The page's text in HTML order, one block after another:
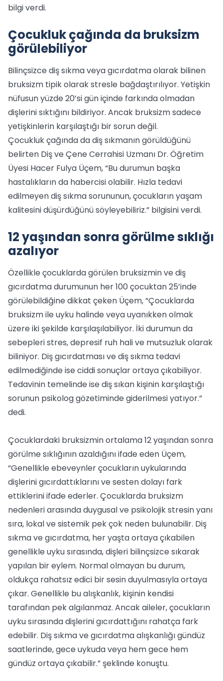
bilgi verdi.
Çocukluk çağında da bruksizm
görülebiliyor
Bilinçsizce diş sıkma veya gıcırdatma olarak bilinen
bruksizm tipik olarak stresle bağdaştırılıyor. Yetişkin
nüfusun yüzde 20’si gün içinde farkında olmadan
dişlerini sıktığını bildiriyor. Ancak bruksizm sadece
yetişkinlerin karşılaştığı bir sorun değil.
Çocukluk çağında da diş sıkmanın görüldüğünü
belirten Diş ve Çene Cerrahisi Uzmanı Dr. Öğretim
Üyesi Hacer Fulya Üçem, “Bu durumun başka
hastalıkların da habercisi olabilir. Hızla tedavi
edilmeyen diş sıkma sorununun, çocukların yaşam
kalitesini düşürdüğünü söyleyebiliriz.” bilgisini verdi.
12 yaşından sonra görülme sıklığı
azalıyor
Özellikle çocuklarda görülen bruksizmin ve diş
gıcırdatma durumunun her 100 çocuktan 25’inde
görülebildiğine dikkat çeken Üçem, “Çocuklarda
bruksizm ile uyku halinde veya uyanıkken olmak
üzere iki şekilde karşılaşılabiliyor. İki durumun da
sebepleri stres, depresif ruh hali ve mutsuzluk olarak
biliniyor. Diş gıcırdatması ve diş sıkma tedavi
edilmediğinde ise ciddi sonuçlar ortaya çıkabiliyor.
Tedavinin temelinde ise diş sıkan kişinin karşılaştığı
sorunun psikolog gözetiminde giderilmesi yatıyor.”
dedi.
Çocuklardaki bruksizmin ortalama 12 yaşından sonra
görülme sıklığının azaldığını ifade eden Üçem,
“Genellikle ebeveynler çocukların uykularında
dişlerini gıcırdattıklarını ve sesten dolayı fark
ettiklerini ifade ederler. Çocuklarda bruksizm
nedenleri arasında duygusal ve psikolojik stresin yanı
sıra, lokal ve sistemik pek çok neden bulunabilir. Diş
sıkma ve gıcırdatma, her yaşta ortaya çıkabilen
genellikle uyku sırasında, dişleri bilinçsizce sıkarak
yapılan bir eylem. Normal olmayan bu durum,
oldukça rahatsız edici bir sesin duyulmasıyla ortaya
çıkar. Genellikle bu alışkanlık, kişinin kendisi
tarafından pek algılanmaz. Ancak aileler, çocukların
uyku sırasında dişlerini gıcırdattığını rahatça fark
edebilir. Diş sıkma ve gıcırdatma alışkanlığı gündüz
saatlerinde, gece uykuda veya hem gece hem
gündüz ortaya çıkabilir.” şeklinde konuştu.